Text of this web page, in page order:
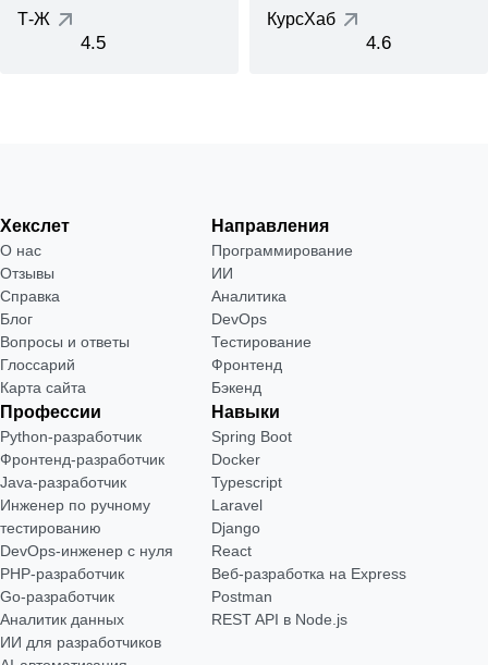
Т-Ж
4.5
КурсХаб
4.6
Хекслет
О нас
Отзывы
Справка
Блог
Вопросы и ответы
Глоссарий
Карта сайта
Направления
Программирование
ИИ
Аналитика
DevOps
Тестирование
Фронтенд
Бэкенд
Профессии
Python-разработчик
Фронтенд-разработчик
Java-разработчик
Инженер по ручному
тестированию
DevOps-инженер с нуля
РНР-разработчик
Go-разработчик
Аналитик данных
ИИ для разработчиков
Навыки
Spring Boot
Docker
Typescript
Laravel
Django
React
Веб-разработка на Express
Postman
REST API в Node.js